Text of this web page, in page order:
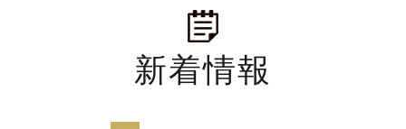
新着情報